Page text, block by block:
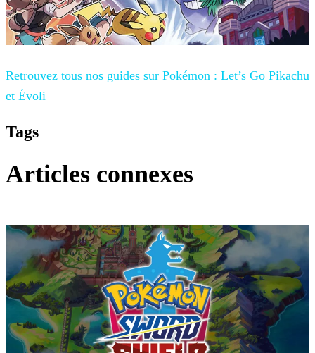
Retrouvez tous nos guides sur Pokémon : Let’s Go Pikachu
et Évoli
Tags
Articles connexes